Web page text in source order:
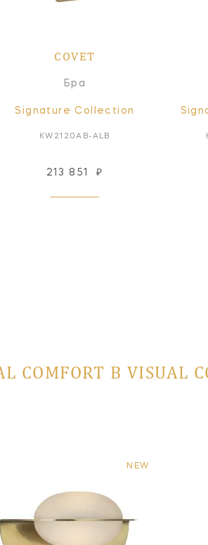
COVET
Бра
Signature Collection
KW2120AB-ALB
213 851 ₽
COMFORT В VISUAL
NEW